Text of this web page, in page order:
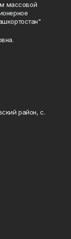
массовой
район, с.